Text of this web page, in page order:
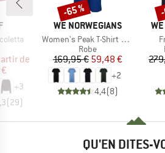
réduit
de
+3
(29)
MARQUE
WE NORWEGIANS
Article
Women's Peak T-Shirt Dress
Product group
Robe
Prix
169,95 €Prix réduit
59,48 €
+2
4,4(8)
Remise
-65 % -
QU'EN DITES-